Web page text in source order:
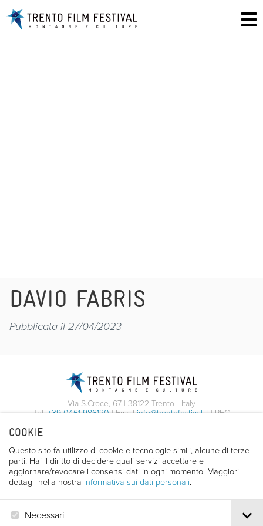
COOKIE
Questo sito fa utilizzo di cookie e tecnologie simili, alcune di terze
parti. Hai il diritto di decidere quali servizi accettare e
aggiornare/revocare i consensi dati in ogni momento. Maggiori
dettagli nella nostra informativa sui dati personali.
Necessari
DAVIO FABRIS
Pubblicata il 27/04/2023
Via S.Croce, 67 | 38122 Trento - Italy
Tel.+39 0461 986120| Emailinfo@trentofestival.it| PEC